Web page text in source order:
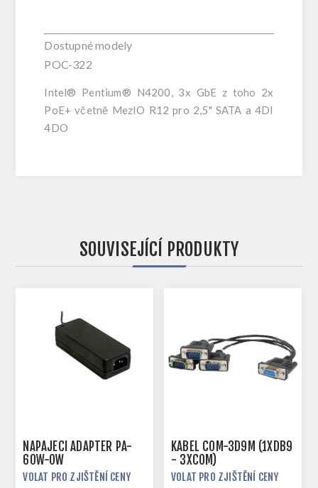
Dostupné modely
POC-322
Intel® Pentium® N4200, 3x GbE z toho 2x
PoE+ včetně MezIO R12 pro 2,5" SATA a 4DI
4DO
SOUVISEJÍCÍ PRODUKTY
NAPÁJECÍ ADAPTÉR PA-
60W-OW
VOLAT PRO ZJIŠTĚNÍ CENY
KABEL COM-3D9M (1XDB9
- 3XCOM)
VOLAT PRO ZJIŠTĚNÍ CENY